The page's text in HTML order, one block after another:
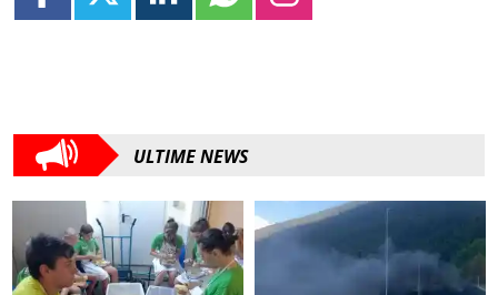
ULTIME NEWS